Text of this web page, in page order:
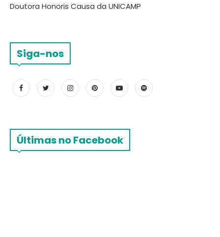
Doutora Honoris Causa da UNICAMP
Siga-nos
Últimas no Facebook